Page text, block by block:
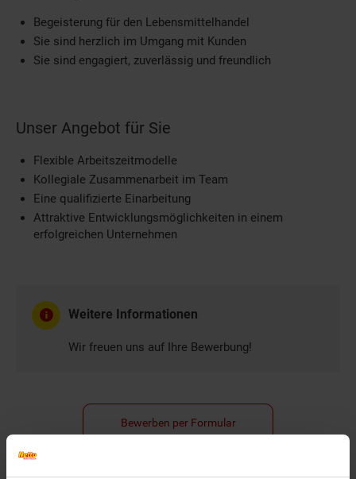
Begeisterung für den Lebensmittelhandel
Sie sind herzlich im Umgang mit Kunden
Sie sind engagiert, zuverlässig und freundlich
Unser Angebot für Sie
Flexible Arbeitszeitmodelle
Kollegiale Zusammenarbeit im Team
Eine qualifizierte Einarbeitung
Attraktive Entwicklungsmöglichkeiten in einem
erfolgreichen Unternehmen
Weitere Informationen
Wir freuen uns auf Ihre Bewerbung!
Bewerben per Formular